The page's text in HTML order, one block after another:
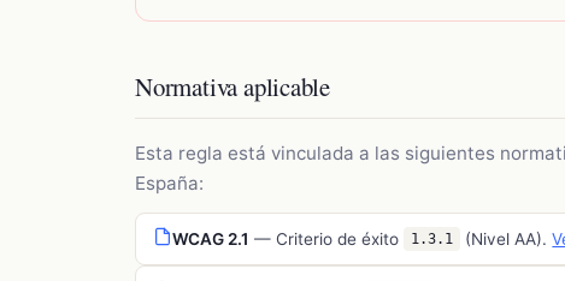
Normativa aplicable
Esta regla está vinculada a las siguientes
España:
WCAG 2.1 — Criterio de éxito 1.3.1 (Nivel AA).